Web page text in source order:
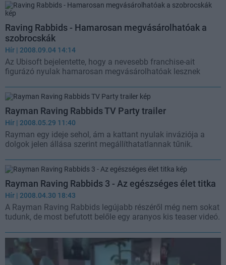
Raving Rabbids - Hamarosan megvásárolhatóak a
szobrocskák
Hír | 2008.09.04 14:14
Az Ubisoft bejelentette, hogy a nevesebb franchise-ait
figurázó nyulak hamarosan megvásárolhatóak lesznek
Rayman Raving Rabbids TV Party trailer
Hír | 2008.05.29 11:40
Rayman egy ideje sehol, ám a kattant nyulak inváziója a
dolgok jelen állása szerint megállíthatatlannak tűnik.
Rayman Raving Rabbids 3 - Az egészséges élet titka
Hír | 2008.04.30 18:43
A Rayman Raving Rabbids legújabb részéről még nem sokat
tudunk, de most befutott belőle egy aranyos kis teaser videó.